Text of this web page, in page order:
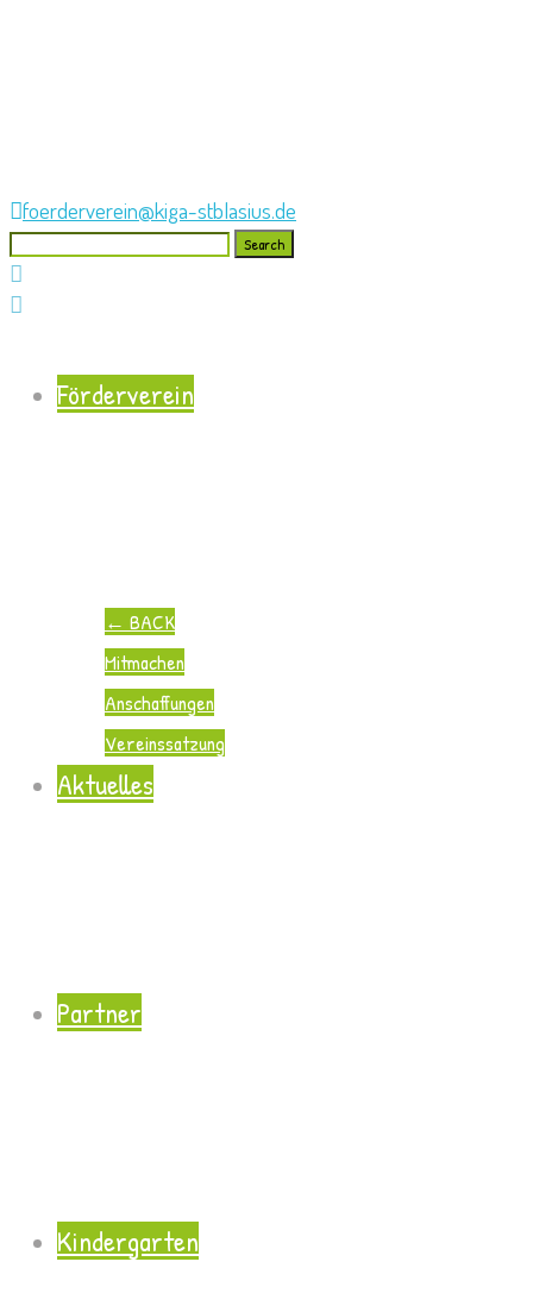
foerderverein@kiga-stblasius.de
Search
for:
Förderverein
← BACK
Mitmachen
Anschaffungen
Vereinssatzung
Aktuelles
Partner
Kindergarten